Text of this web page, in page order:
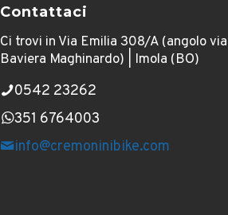
Contattaci
Ci trovi in Via Emilia 308/A (angolo via
Baviera Maghinardo) | Imola (BO)
0542 23262
351 6764003
info@cremoninibike.com